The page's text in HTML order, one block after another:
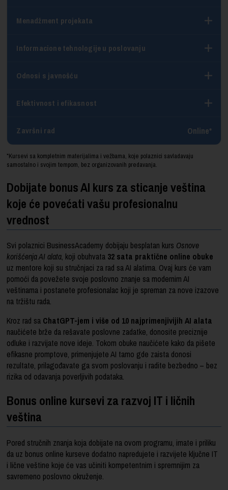
Menadžment projekata
Informacione tehnologije u poslovanju
Odnosi s javnošću
Efektivnost i efikasnost
Završni rad Online*
*Kursevi sa kompletnim materijalima i vežbama, koje polaznici savladavaju
samostalno i svojim tempom, bez organizovanih predavanja.
Dobijate bonus AI kurs za sticanje veština
koje će povećati vašu profesionalnu
vrednost
Svi polaznici BusinessAcademy dobijaju besplatan kurs Osnove
korišćenja AI alata, koji obuhvata 32 sata praktične online obuke
uz mentore koji su stručnjaci za rad sa AI alatima. Ovaj kurs će vam
pomoći da povežete svoje poslovno znanje sa modernim AI
veštinama i postanete profesionalac koji je spreman za nove izazove
na tržištu rada.
Kroz rad sa ChatGPT-jem i više od 10 najprimenjivijih AI alata
naučićete brže da rešavate poslovne zadatke, donosite preciznije
odluke i razvijate nove ideje. Tokom obuke naučićete kako da pišete
efikasne promptove, primenjujete AI tamo gde zaista donosi
rezultate, prilagođavate ga svom poslovanju i radite bezbedno – bez
rizika od odavanja poverljivih podataka.
Bonus online kursevi za razvoj IT i ličnih
veština
Pored stručnih znanja koja dobijate na ovom programu, imate i priliku
da uz bonus online kurseve dodatno napredujete i razvijete ključne IT
i lične veštine koje će vas učiniti kompetentnim i spremnijim za
savremeno poslovno okruženje.